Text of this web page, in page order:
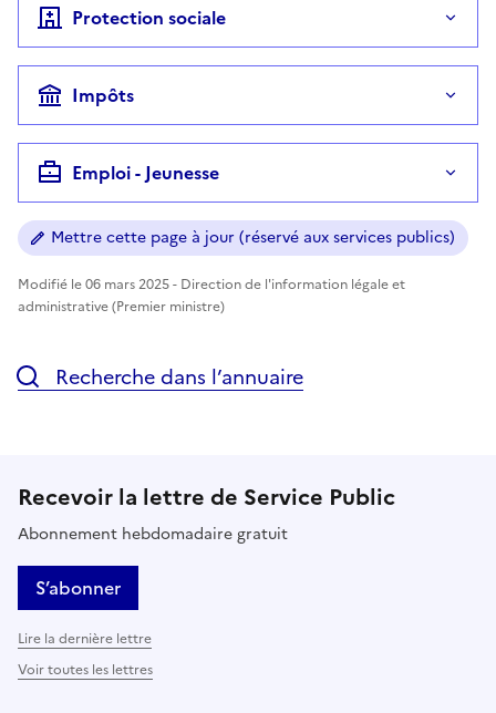
Protection sociale
Impôts
Emploi - Jeunesse
Mettre cette page à jour (réservé aux services publics)
Modifié le 06 mars 2025 - Direction de l'information légale et
administrative (Premier ministre)
Recherche dans l’annuaire
Recevoir la lettre de Service Public
Abonnement hebdomadaire gratuit
S’abonner
Lire la dernière lettre
Voir toutes les lettres